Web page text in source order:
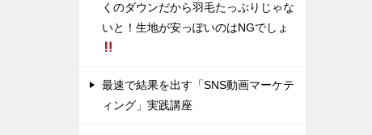
くのダウンだから羽毛たっぷりじゃな
いと！生地が安っぽいのはNGでしょ
最速で結果を出す「SNS動画マーケテ
ィング」実践講座